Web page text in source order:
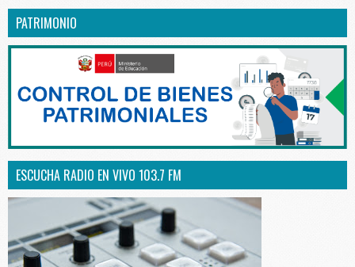
PATRIMONIO
ESCUCHA RADIO EN VIVO 103.7 FM